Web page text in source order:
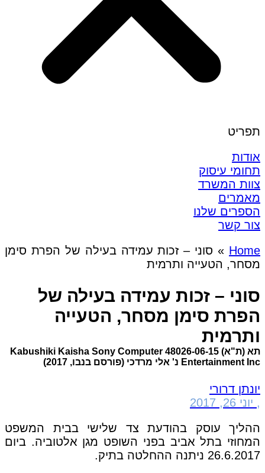
תפריט
אודות
תחומי עיסוק
צוות המשרד
מאמרים
הספרים שלנו
צור קשר
Home
» סוני – זכות עמידה בעילה של הפרת סימן
מסחר, הטעייה ותרמית
סוני – זכות עמידה בעילה של
הפרת סימן מסחר, הטעייה
ותרמית
תא (ת"א) 48026-06-15 Kabushiki Kaisha Sony Computer
Entertainment Inc נ' אלי מרדכי (פורסם בנבו, 2017)
יונתן דרורי
, יוני 26, 2017
ההליך עוסק בהודעת צד שלישי בבית המשפט
המחוזי בתל אביב בפני השופט מגן אלטוביה. ביום
26.6.2017 ניתנה ההחלטה בתיק.